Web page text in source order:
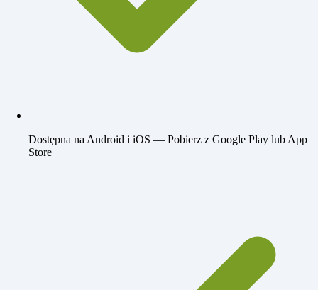
Dostępna na Android i iOS — Pobierz z Google Play lub App
Store